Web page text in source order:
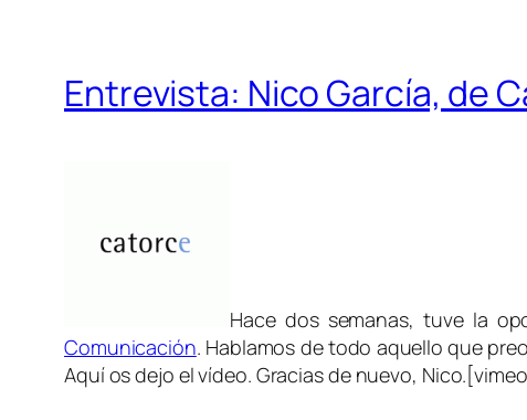
Entrevista: Nico García, de
Hace dos semanas, tuve la
Comunicación. Hablamos de todo aquello que
Aquí os dejo el vídeo. Gracias de nuevo,